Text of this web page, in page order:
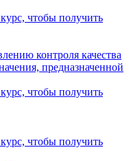
чтобы получить
контроля качества
предназначенной
чтобы получить
чтобы получить